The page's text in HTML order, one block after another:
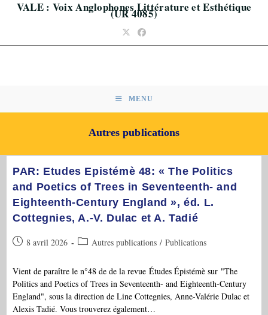
VALE : Voix Anglophones Littérature et Esthétique
(UR 4085)
MENU
Autres publications
PAR: Etudes Epistémè 48: « The Politics
and Poetics of Trees in Seventeenth- and
Eighteenth-Century England », éd. L.
Cottegnies, A.-V. Dulac et A. Tadié
Publication
8 avril 2026
Post Autres publications / Publications
Vient de paraître le n°48 de de la revue Études Épistémè sur "The
Politics and Poetics of Trees in Seventeenth- and Eighteenth-Century
England", sous la direction de Line Cottegnies, Anne-Valérie Dulac et
Alexis Tadié. Vous trouverez également…